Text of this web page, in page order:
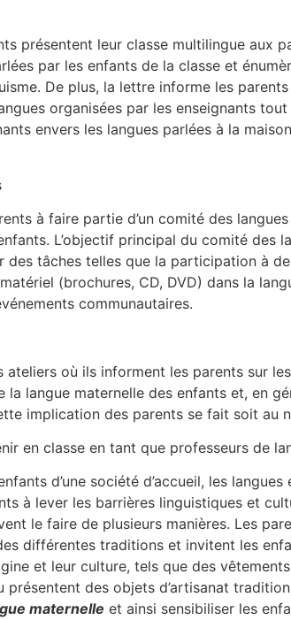
présentent leur classe multilingue
par les enfants de la classe et
De plus, la lettre informe les
organisées par les enseignants
envers les langues parlées à la
à faire partie d’un comité des
L’objectif principal du comité des
tâches telles que la participation à
(brochures, CD, DVD) dans la
communautaires.
ateliers où ils informent les parents sur
la langue maternelle des enfants et, en
implication des parents se fait soit au
en classe en tant que professeurs de
d’une société d’accueil, les
à lever les barrières linguistiques et
le faire de plusieurs manières. Les
différentes traditions et invitent les
et leur culture, tels que des
des objets d’artisanat
maternelle et ainsi sensibiliser les